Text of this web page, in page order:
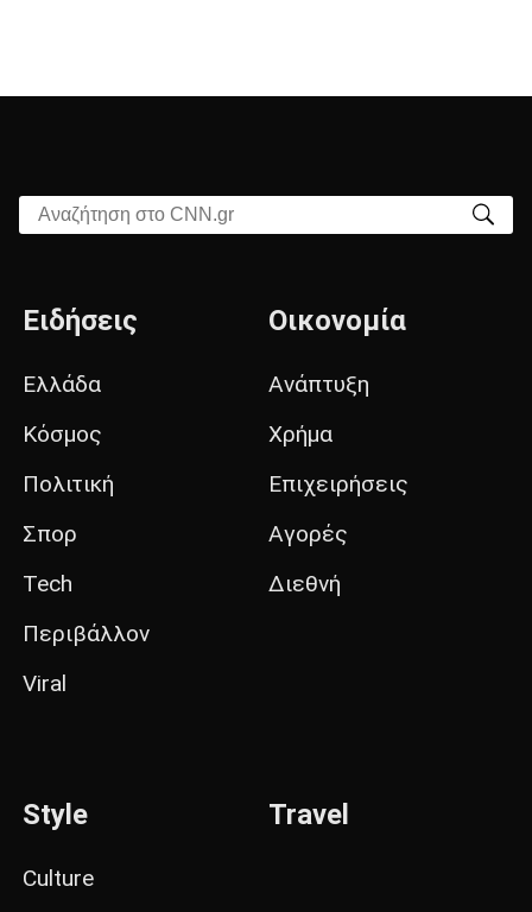
Αναζήτηση στο CNN.gr
Ειδήσεις
Ελλάδα
Κόσμος
Πολιτική
Σπορ
Tech
Περιβάλλον
Viral
Οικονομία
Ανάπτυξη
Χρήμα
Επιχειρήσεις
Αγορές
Διεθνή
Style
Culture
Travel